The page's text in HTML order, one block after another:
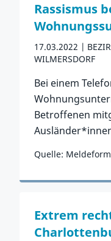
Rassismus
17.03.2022
WILMERSDORF
Bei einem
Betroffenen
Quelle:
Zum Vorfall
Extrem